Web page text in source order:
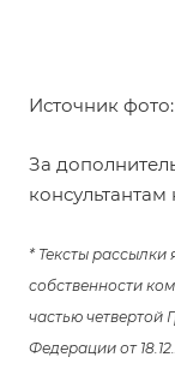
Источник фото:
За
* Тексты рассылки
собственности
частью четвертой
Федерации от